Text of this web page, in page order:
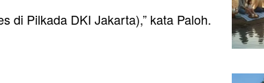
di Pilkada DKI Jakarta),” kata Paloh.